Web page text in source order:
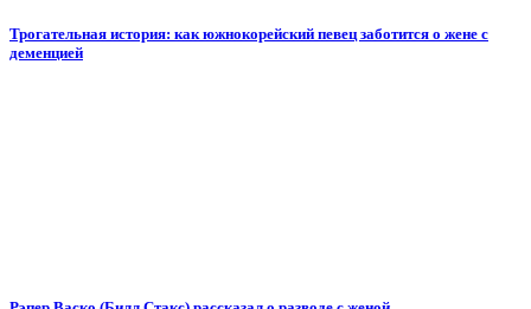
Трогательная история: как южнокорейский певец заботится о жене с
деменцией